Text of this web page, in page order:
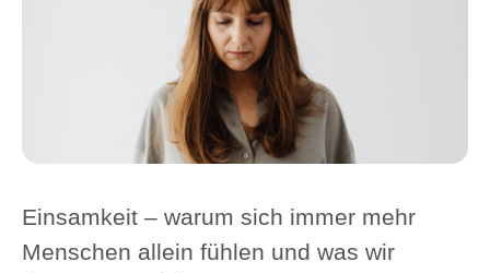
Einsamkeit – warum sich immer mehr
Menschen allein fühlen und was wir